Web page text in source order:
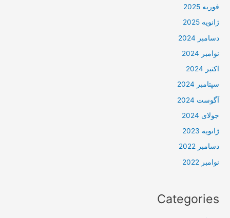
فوریه 2025
ژانویه 2025
دسامبر 2024
نوامبر 2024
اکتبر 2024
سپتامبر 2024
آگوست 2024
جولای 2024
ژانویه 2023
دسامبر 2022
نوامبر 2022
Categories